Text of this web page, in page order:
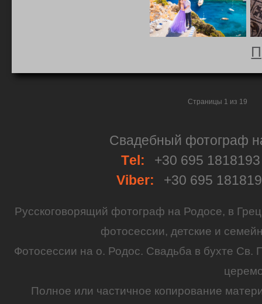
Страницы 1 из 19
Свадебный фотограф
Тel:
+30 695
Viber:
+30 695
Русскоговорящий фотограф на Родосе, в
фотосессии, детские и
Фотосессии на о. Родос. Свадьба в бухте Св.
Полное или частичное копирование